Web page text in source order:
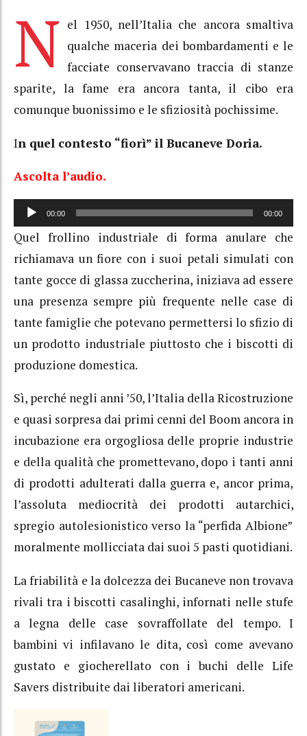
N el 1950, nell’Italia che ancora smaltiva
qualche maceria dei bombardamenti e le
facciate conservavano traccia di stanze
sparite, la fame era ancora tanta,il cibo era
comunque buonissimo e le sfiziosità pochissime.
In quel contesto “fiorì” il Bucaneve Doria.
Ascolta l’audio.
Audio
Player
00:00 00:00
Quel frollino industriale di forma anulare che
richiamava un fiore con i suoi petali simulati con
tante gocce di glassa zuccherina, iniziava ad essere
una presenza sempre più frequente nelle case di
tante famiglie che potevano permettersi lo sfizio di
un prodotto industriale piuttosto che i biscotti di
produzione domestica.
Sì, perché negli anni ’50, l’Italia della Ricostruzione
e quasi sorpresa dai primi cenni del Boom ancora in
incubazione era orgogliosa delle proprie industrie
e della qualità che promettevano,dopo i tanti anni
di prodotti adulterati dalla guerra e, ancor prima,
l’assoluta mediocrità dei prodotti autarchici,
spregio autolesionistico verso la “perfida Albione”
moralmente mollicciata dai suoi 5 pasti quotidiani.
La friabilità e la dolcezza dei Bucaneve non trovava
rivali tra i biscotti casalinghi, infornati nelle stufe
a legna delle case sovraffollate del tempo. I
bambini vi infilavano le dita, così come avevano
gustato e giocherellato con i buchi delle Life
Savers distribuite dai liberatori americani.